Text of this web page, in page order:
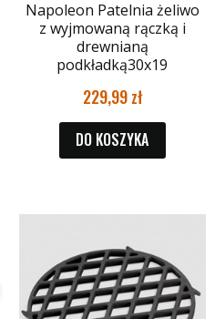
Napoleon Patelnia żeliwo
z wyjmowaną rączką i
drewnianą
podkładką30x19
229,99
DO KOSZYKA